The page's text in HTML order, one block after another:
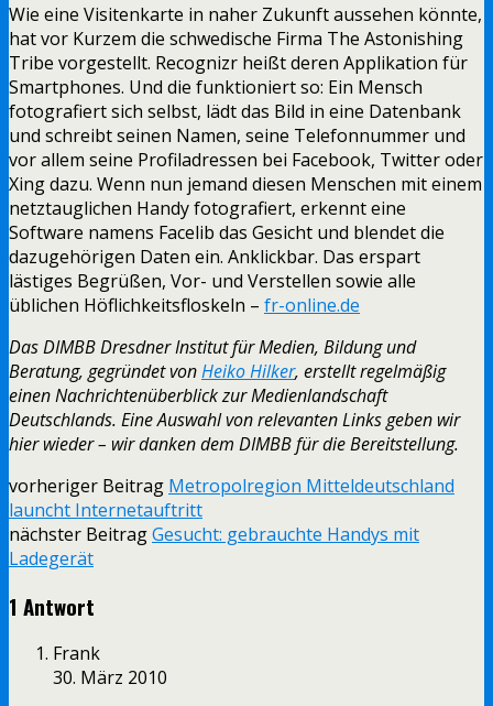
Wie eine Visitenkarte in naher Zukunft aussehen könnte,
hat vor Kurzem die schwedische Firma The Astonishing
Tribe vorgestellt. Recognizr heißt deren Applikation für
Smartphones. Und die funktioniert so: Ein Mensch
fotografiert sich selbst, lädt das Bild in eine Datenbank
und schreibt seinen Namen, seine Telefonnummer und
vor allem seine Profiladressen bei Facebook, Twitter oder
Xing dazu. Wenn nun jemand diesen Menschen mit einem
netztauglichen Handy fotografiert, erkennt eine
Software namens Facelib das Gesicht und blendet die
dazugehörigen Daten ein. Anklickbar. Das erspart
lästiges Begrüßen, Vor- und Verstellen sowie alle
üblichen Höflichkeitsfloskeln – fr-online.de
Das DIMBB Dresdner Institut für Medien, Bildung und
Beratung, gegründet vonHeiko Hilker, erstellt regelmäßig
einen Nachrichtenüberblick zur Medienlandschaft
Deutschlands. Eine Auswahl von relevanten Links geben wir
hier wieder – wir danken dem DIMBB für die Bereitstellung.
vorheriger Beitrag Metropolregion Mitteldeutschland
launcht Internetauftritt
nächster BeitragGesucht: gebrauchte Handys mit
Ladegerät
1 Antwort
Frank
30. März 2010